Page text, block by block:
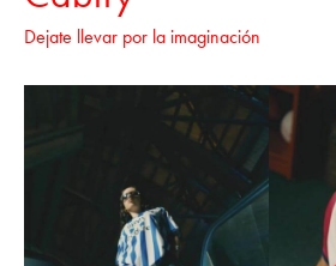
Dejate llevar por la imaginación